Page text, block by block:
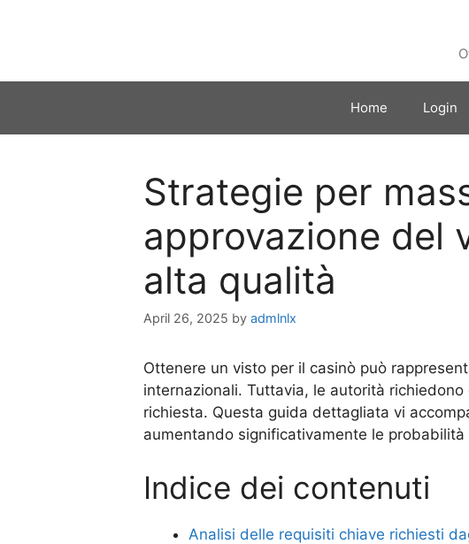
Home Login
Strategie per
approvazione del
alta qualità
April 26, 2025 by admlnlx
Ottenere un visto per il casinò può
internazionali. Tuttavia, le autorità
richiesta. Questa guida dettagliata vi
aumentando significativamente le
Indice dei contenuti
Analisi delle requisiti chiave richiesti